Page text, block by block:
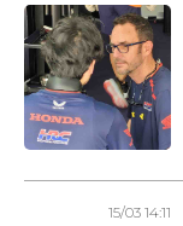
15/03 14:11